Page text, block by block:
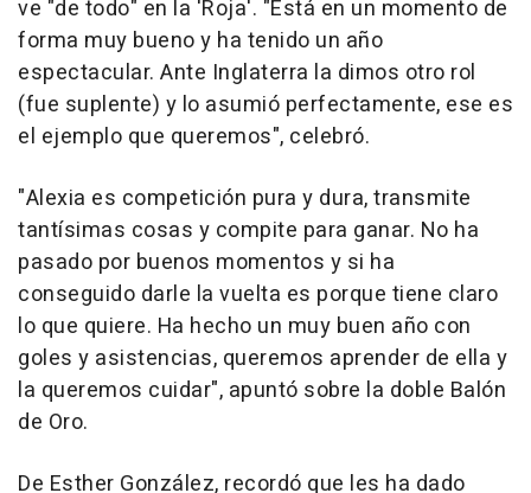
ve "de todo" en la 'Roja'. "Está en un momento de
forma muy bueno y ha tenido un año
espectacular. Ante Inglaterra la dimos otro rol
(fue suplente) y lo asumió perfectamente, ese es
el ejemplo que queremos", celebró.
"Alexia es competición pura y dura, transmite
tantísimas cosas y compite para ganar. No ha
pasado por buenos momentos y si ha
conseguido darle la vuelta es porque tiene claro
lo que quiere. Ha hecho un muy buen año con
goles y asistencias, queremos aprender de ella y
la queremos cuidar", apuntó sobre la doble Balón
de Oro.
De Esther González, recordó que les ha dado